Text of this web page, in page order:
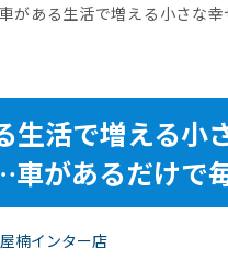
車がある生活で増える小さな
生活で増える
があるだけで
楠インター店